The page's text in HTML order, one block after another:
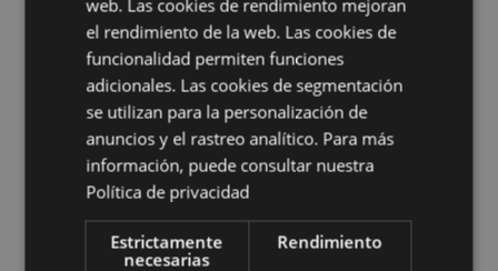
Características del Producto
Altura 11cm Largura 9.5cm Profundidade
5055071506222
24
0.335000
No
web. Las cookies de rendimiento mejoran
el rendimiento de la web. Las cookies de
funcionalidad permiten funciones
adicionales. Las cookies de segmentación
se utilizan para la personalización de
anuncios y el rastreo analítico. Para más
información, puede consultar nuestra
Política de privacidad
Estrictamente
necesarias
Rendimiento